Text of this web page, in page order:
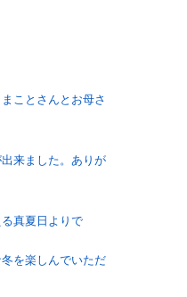
ことさんとお母さ
来ました。ありが
真夏日よりで
を楽しんでいただ